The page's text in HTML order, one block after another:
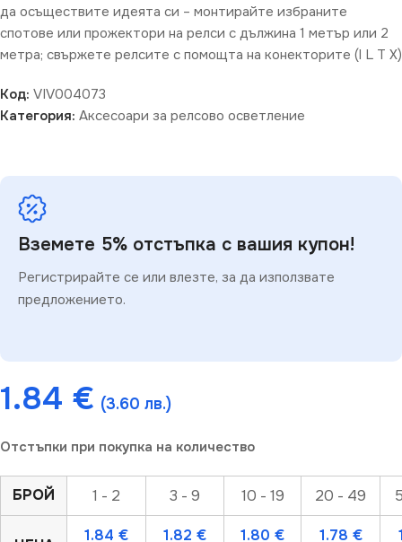
да осъществите идеята си – монтирайте избраните
спотове или прожектори на релси с дължина 1 метър или 2
метра; свържете релсите с помощта на конекторите (I L T X)
Код: VIV004073
Категория: Аксесоари за релсово осветление
Вземете 5% отстъпка с вашия купон!
Регистрирайте се или влезте, за да използвате
предложението.
1.84 € (3.60 лв.)
Отстъпки при покупка на количество
БРОЙ 1 - 2 3 - 9 10 - 19 20 - 49
1.84 € 1.82 € 1.80 € 1.78 €